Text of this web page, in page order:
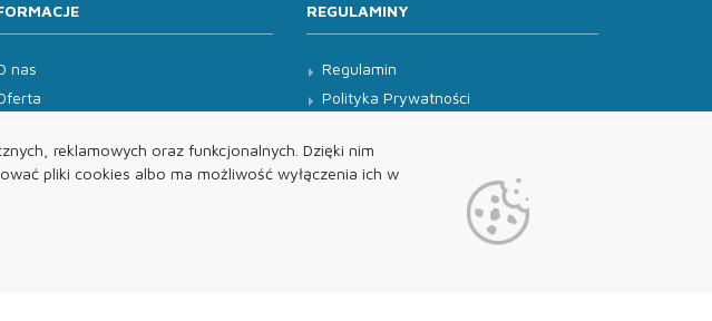
reklamowych oraz funkcjonalnych. Dzięki nim
pliki cookies albo ma możliwość wyłączenia ich w
nas
REGULAMINY
Regulamin
Polityka Prywatności